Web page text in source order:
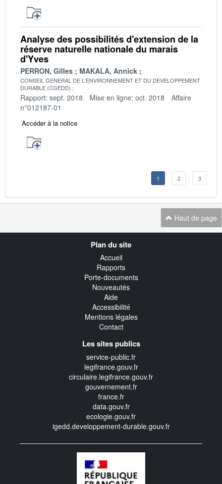
Analyse des possibilités d'extension de la
réserve naturelle nationale du marais
d'Yves
PERRON, Gilles MAKALA, Annick
CONSEIL GENERAL DE L'ENVIRONNEMENT ET DU DEVELOPPEMENT
DURABLE (CGEDD)
Rapport: sept. 2018 Mise en ligne: oct. 2018
Affaire
n°012187-01
Accéder à la notice
1 2 3
Haut de page
Plan du site
Accueil
Rapports
Porte-documents
Nouveautés
Aide
Accessibilité
Mentions légales
Contact
Les sites publics
service-public.fr
legifrance.gouv.fr
circulaire.legifrance.gouv.fr
gouvernement.fr
france.fr
data.gouv.fr
ecologie.gouv.fr
igedd.developpement-durable.gouv.fr